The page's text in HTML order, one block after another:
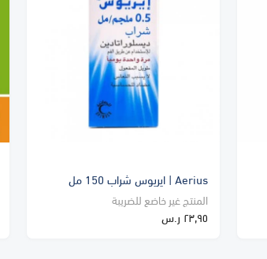
Aerius | ايريوس شراب 150 مل
المنتج غير خاضع للضريبة
٢٣٫٩٥ ر.س